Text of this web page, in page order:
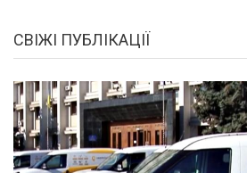
СВІЖІ ПУБЛІКАЦІЇ